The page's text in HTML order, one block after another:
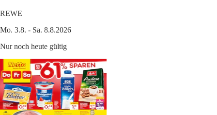
REWE
Mo. 3.8. - Sa. 8.8.2026
Nur noch heute gültig